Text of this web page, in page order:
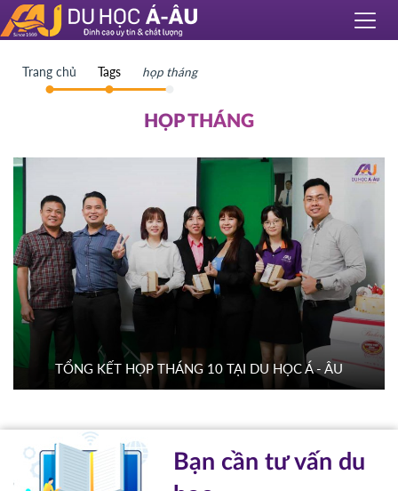
Trang chủ Tags họp tháng
HỌP THÁNG
TỔNG KẾT HỌP THÁNG 10 TẠI DU HỌC Á - ÂU
Bạn cần tư vấn du